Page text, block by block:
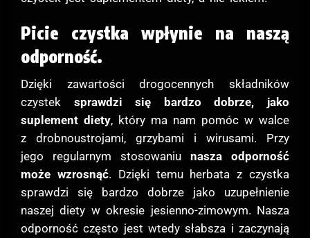
Picie czystka wpłynie na naszą
odporność.
Dzięki zawartości drogocennych składników
czystek sprawdzi się bardzo dobrze, jako
suplement diety, który ma nam pomóc w walce
z drobnoustrojami, grzybami i wirusami. Przy
jego regularnym stosowaniu nasza odporność
może wzrosnąć. Dzięki temu herbata z czystka
sprawdzi się bardzo dobrze jako uzupełnienie
naszej diety w okresie jesienno-zimowym. Nasza
odporność często jest wtedy słabsza i zaczynają